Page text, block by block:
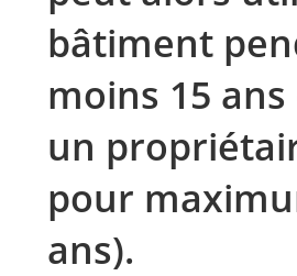
bâtiment
moins 15
un
pour
ans).